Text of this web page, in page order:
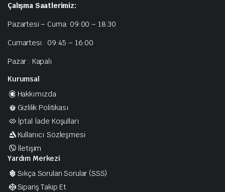
Çalışma Saatlerimiz:
Pazartesi – Cuma: 09:00 – 18:30
Cumartesi : 09:45 – 16:00
Pazar : Kapalı
Kurumsal
Hakkımızda
Gizlilik Politikası
İptal İade Koşulları
Kullanıcı Sözleşmesi
İletişim
Yardım Merkezi
Sıkça Sorulan Sorular (SSS)
Sipariş Takip Et